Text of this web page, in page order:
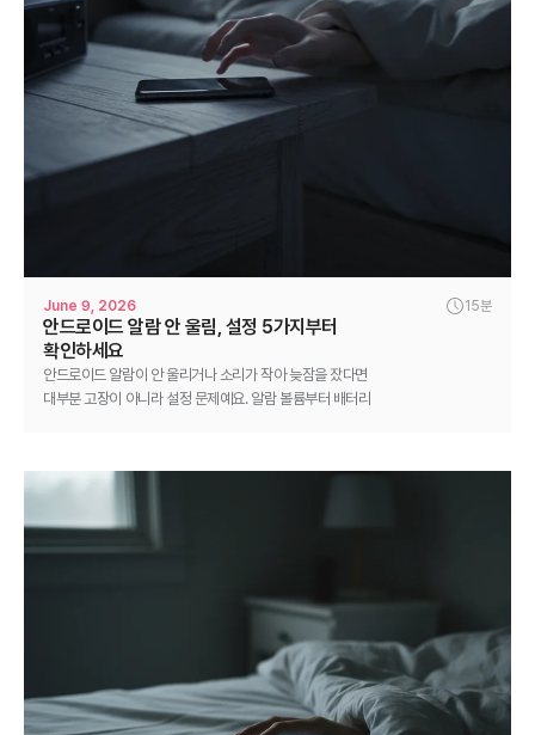
June 9, 2026 15분
안드로이드 알람 안 울림, 설정 5가지부터
확인하세요
안드로이드 알람이 안 울리거나 소리가 작아 늦잠을 잤다면
대부분 고장이 아니라 설정 문제예요. 알람 볼륨부터 배터리